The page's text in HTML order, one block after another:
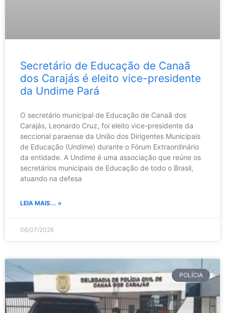
Secretário de Educação de Canaã
dos Carajás é eleito vice-presidente
da Undime Pará
O secretário municipal de Educação de Canaã dos
Carajás, Leonardo Cruz, foi eleito vice-presidente da
seccional paraense da União dos Dirigentes Municipais
de Educação (Undime) durante o Fórum Extraordinário
da entidade. A Undime é uma associação que reúne os
secretários municipais de Educação de todo o Brasil,
atuando na defesa
LEIA MAIS... »
06/07/2026
POLÍCIA